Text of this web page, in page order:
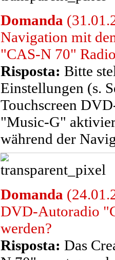
Domanda
Navigation mit
"CAS-N 70"
Risposta: Bitte
Einstellungen (s.
Touchscreen
"Music-G"
während der
Domanda
DVD-Autoradio
werden?
Risposta: Das